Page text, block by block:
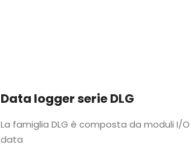
Data logger serie DLG
La famiglia DLG è composta da moduli I/
data